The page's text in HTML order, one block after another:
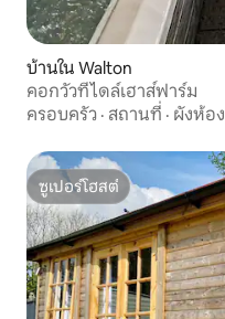
บ้านใน Walton
คอกวัวที่ไดล์เฮาส์ฟาร์ม
ครอบครัว · สถานที่ · ผังห้อง
ซูเปอร์โฮสต์
ซูเปอร์โฮสต์